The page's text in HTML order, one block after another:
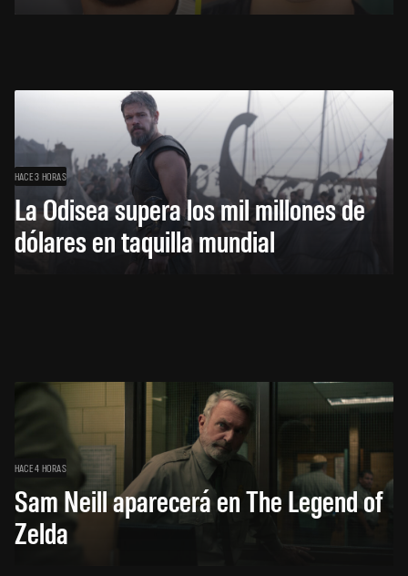
HACE 3 HORAS
La Odisea supera los mil millones de
dólares en taquilla mundial
HACE 4 HORAS
Sam Neill aparecerá en The Legend of
Zelda